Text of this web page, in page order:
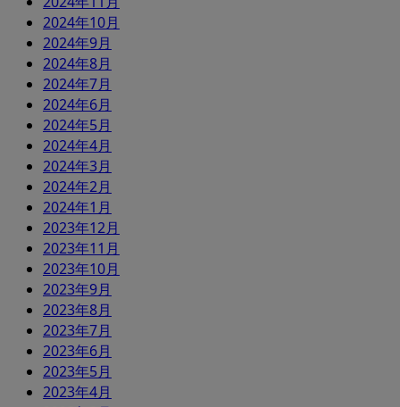
2024年10月
2024年9月
2024年8月
2024年7月
2024年6月
2024年5月
2024年4月
2024年3月
2024年2月
2024年1月
2023年12月
2023年11月
2023年10月
2023年9月
2023年8月
2023年7月
2023年6月
2023年5月
2023年4月